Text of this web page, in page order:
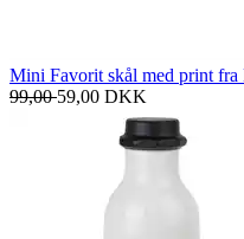
Mini Favorit skål med print fra
99,0059,00 DKK